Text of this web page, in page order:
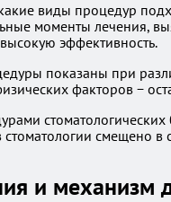
виды процедур
моменты лечения,
эффективность.
показаны при
факторов −
смещено
и механизм